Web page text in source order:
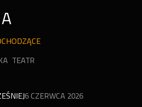
TEATR
6 CZERWCA 2026